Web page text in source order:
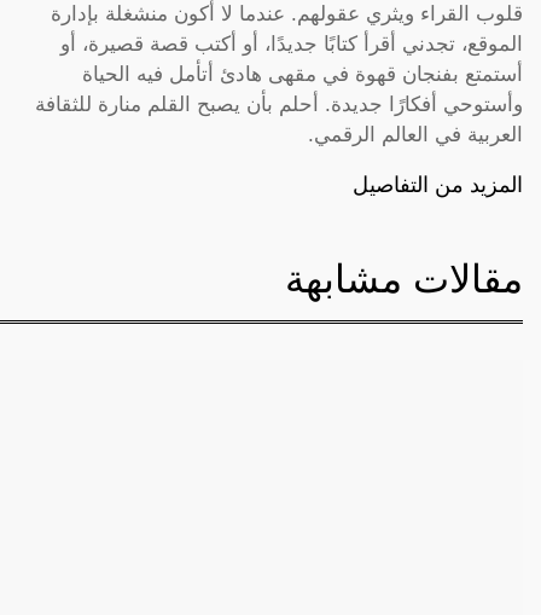
قلوب القراء ويثري عقولهم. عندما لا أكون منشغلة بإدارة
الموقع، تجدني أقرأ كتابًا جديدًا، أو أكتب قصة قصيرة، أو
أستمتع بفنجان قهوة في مقهى هادئ أتأمل فيه الحياة
وأستوحي أفكارًا جديدة. أحلم بأن يصبح القلم منارة للثقافة
العربية في العالم الرقمي.
المزيد من التفاصيل
مقالات مشابهة